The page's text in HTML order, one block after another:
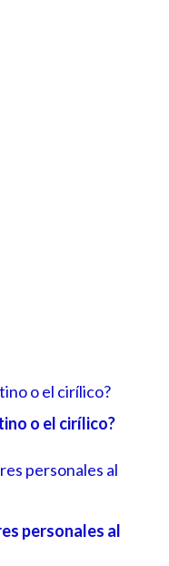
o el cirílico?
personales al